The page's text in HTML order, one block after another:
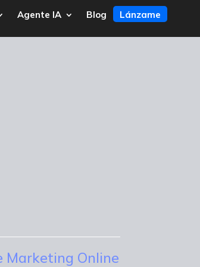
Agente IA Blog Lánzame
Marketing Online